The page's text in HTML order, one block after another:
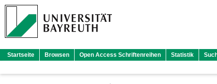
Startseite Browsen Open Access Schriftenreihen Statistik